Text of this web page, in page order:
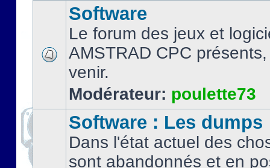
Software
Le forum des jeux et
AMSTRAD CPC
venir.
Modérateur: poulette73
Software : Les dumps
Dans l'état actuel des
sont abandonnés et en